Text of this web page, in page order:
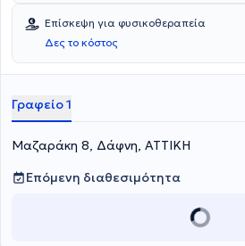
εμπειρία στο χώρο της υγείας. Κύριο
αποκατάσταση και η ευεξία του ασθενούς.
Επίσκεψη για φυσικοθεραπεία
Δες το κόστος
Γραφείο 1
Μαζαράκη 8, Δάφνη, ΑΤΤΙΚΗ
Επόμενη διαθεσιμότητα